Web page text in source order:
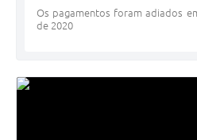
Os pagamentos foram adiados
de 2020